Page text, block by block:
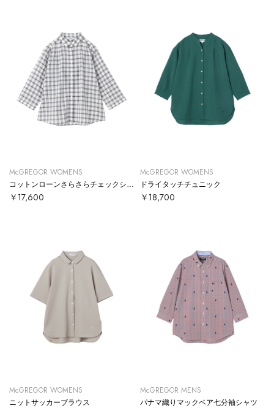
McGREGOR WOMENS
￥17,600
McGREGOR WOMENS
ドライタッチチュニック
￥18,700
McGREGOR WOMENS
ニットサッカーブラウス
McGREGOR MENS
パナマ織りマックベア七分袖シャツ